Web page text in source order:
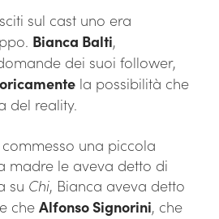
sul cast uno era
Bianca Balti,
dei suoi follower,
la possibilità che
del reality.
una piccola
madre le aveva detto di
su Chi, Bianca aveva detto
che Alfonso Signorini, che